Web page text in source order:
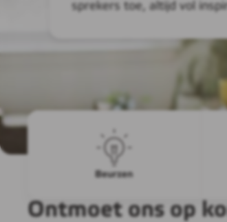
sprekers toe, altijd vol
Beurzen
Ontmoet ons op